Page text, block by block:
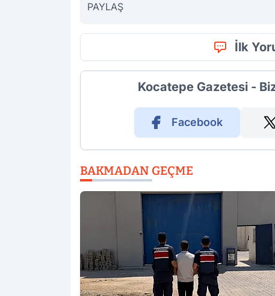
PAYLAŞ
İlk
Kocatepe Gazetesi -
Facebook
BAKMADAN GEÇME